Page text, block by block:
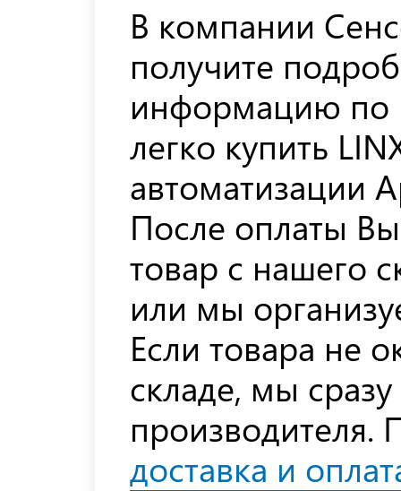
В компании
получите
информацию по
легко купить
автоматизации
После оплаты
товар с нашего
или мы
Если товара не
складе, мы
производителя.
доставка и